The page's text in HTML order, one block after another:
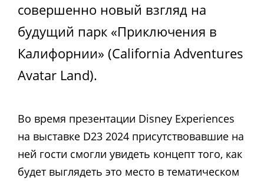
совершенно новый взгляд на
будущий парк «Приключения в
Калифорнии» (California Adventures
Avatar Land).
Во время презентации Disney Experiences
на выставке D23 2024 присутствовавшие на
ней гости смогли увидеть концепт того, как
будет выглядеть это место в тематическом